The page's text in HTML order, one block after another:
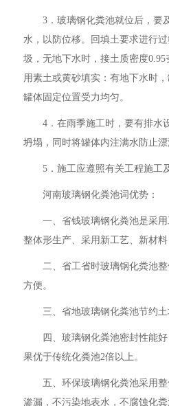
3．玻璃钢化粪池就位后，要
水，以防位移。回填土要求进行
圾，无地下水时，接土质密度
用素土或黄砂填实：有地下水时
罐体固定位置受力均匀。
4．在雨季施工时，要有排水
坍塌，同时将罐体内注满水防止漂
5．施工应遵照有关工程施工
河南玻璃钢化粪池词优势：
一、省钱玻璃钢化粪池是采
整体形生产、采用新工艺、新材料
二、省工省时玻璃钢化粪池
方便。
三、省地玻璃钢化粪池节约土
四、玻璃钢化粪池密封性能
果优于传统化粪池2倍以上。
五、环保玻璃钢化粪池采用
渗漏，不污染地表水，不腐蚀化